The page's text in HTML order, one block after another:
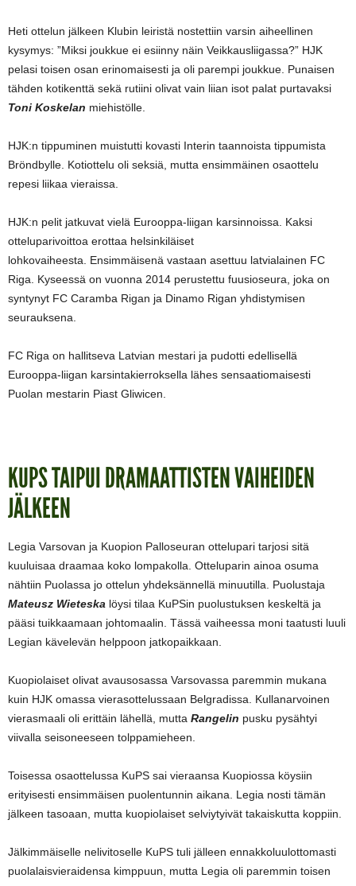
Heti ottelun jälkeen Klubin leiristä nostettiin varsin aiheellinen
kysymys: ”Miksi joukkue ei esiinny näin Veikkausliigassa?” HJK
pelasi toisen osan erinomaisesti ja oli parempi joukkue. Punaisen
tähden kotikenttä sekä rutiini olivat vain liian isot palat purtavaksi
Toni Koskelan miehistölle.
HJK:n tippuminen muistutti kovasti Interin taannoista tippumista
Bröndbylle. Kotiottelu oli seksiä, mutta ensimmäinen osaottelu
repesi liikaa vieraissa.
HJK:n pelit jatkuvat vielä Eurooppa-liigan karsinnoissa. Kaksi
otteluparivoittoa erottaa helsinkiläiset
lohkovaiheesta. Ensimmäisenä vastaan asettuu latvialainen FC
Riga. Kyseessä on vuonna 2014 perustettu fuusioseura, joka on
syntynyt FC Caramba Rigan ja Dinamo Rigan yhdistymisen
seurauksena.
FC Riga on hallitseva Latvian mestari ja pudotti edellisellä
Eurooppa-liigan karsintakierroksella lähes sensaatiomaisesti
Puolan mestarin Piast Gliwicen.
KUPS TAIPUI DRAMAATTISTEN VAIHEIDEN
JÄLKEEN
Legia Varsovan ja Kuopion Palloseuran ottelupari tarjosi sitä
kuuluisaa draamaa koko lompakolla. Otteluparin ainoa osuma
nähtiin Puolassa jo ottelun yhdeksännellä minuutilla. Puolustaja
Mateusz Wieteska löysi tilaa KuPSin puolustuksen keskeltä ja
pääsi tuikkaamaan johtomaalin. Tässä vaiheessa moni taatusti luuli
Legian kävelevän helppoon jatkopaikkaan.
Kuopiolaiset olivat avausosassa Varsovassa paremmin mukana
kuin HJK omassa vierasottelussaan Belgradissa. Kullanarvoinen
vierasmaali oli erittäin lähellä, mutta Rangelin pusku pysähtyi
viivalla seisoneeseen tolppamieheen.
Toisessa osaottelussa KuPS sai vieraansa Kuopiossa köysiin
erityisesti ensimmäisen puolentunnin aikana. Legia nosti tämän
jälkeen tasoaan, mutta kuopiolaiset selviytyivät takaiskutta koppiin.
Jälkimmäiselle nelivitoselle KuPS tuli jälleen ennakkoluulottomasti
puolalaisvieraidensa kimppuun, mutta Legia oli paremmin toisen